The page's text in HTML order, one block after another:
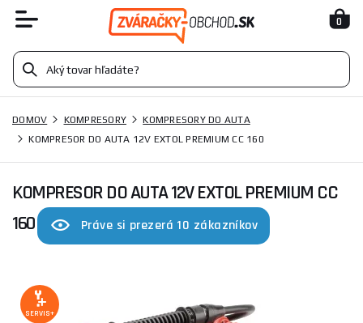
0
DOMOV KOMPRESORY
KOMPRESORY DO AUTA
KOMPRESOR DO AUTA 12V EXTOL PREMIUM CC 160
KOMPRESOR DO AUTA 12V EXTOL PREMIUM CC
160
Práve si prezerá 10 zákazníkov
SERVIS+